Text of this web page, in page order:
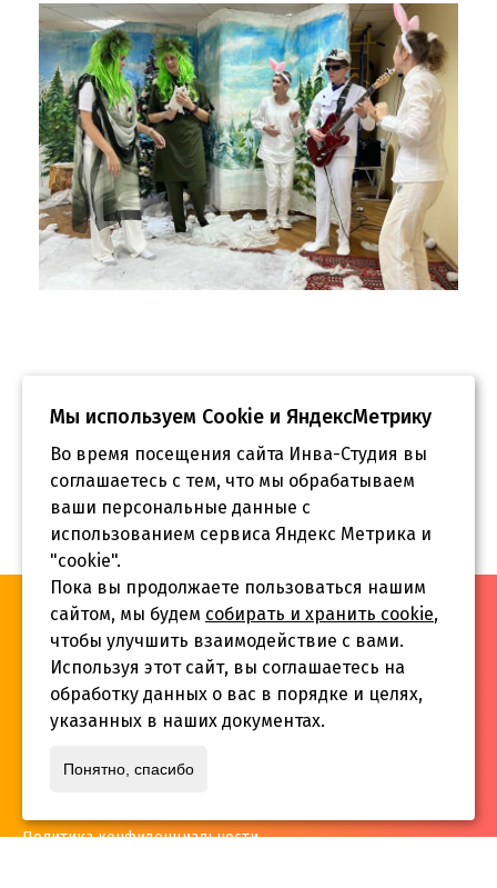
«Инва-Студия. Академия. Центр социальной реабилитации»,
© 2026 г.
г. Краснодар, ул.Садовая 12/14
Политика конфиденциальности
Мы используем Сookie и ЯндексМетрику
Во время посещения сайта Инва-Студия вы
соглашаетесь с тем, что мы обрабатываем
ваши персональные данные с
использованием сервиса Яндекс Метрика и
"cookie".
Пока вы продолжаете пользоваться нашим
сайтом, мы будем собирать и хранить cookie,
чтобы улучшить взаимодействие с вами.
Используя этот сайт, вы соглашаетесь на
обработку данных о вас в порядке и целях,
указанных в наших документах.
Понятно, спасибо